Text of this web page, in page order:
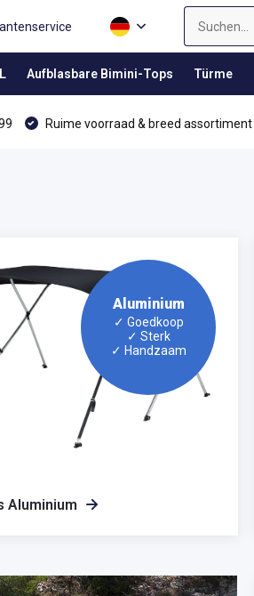
Aufblasbare Bimini-Tops Türme
Ruime voorraad & breed assortiment
Aluminium
✓ Goedkoop
✓ Sterk
✓ Handzaam
Aluminium